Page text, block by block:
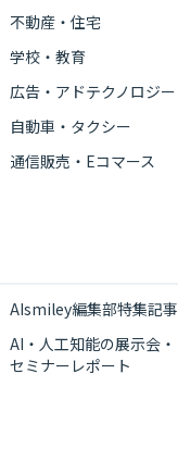
不動産・住宅
学校・教育
広告・アドテクノロジー
自動車・タクシー
通信販売・Eコマース
AIsmiley編集部特集記事
AI・人工知能の展示会・
セミナーレポート